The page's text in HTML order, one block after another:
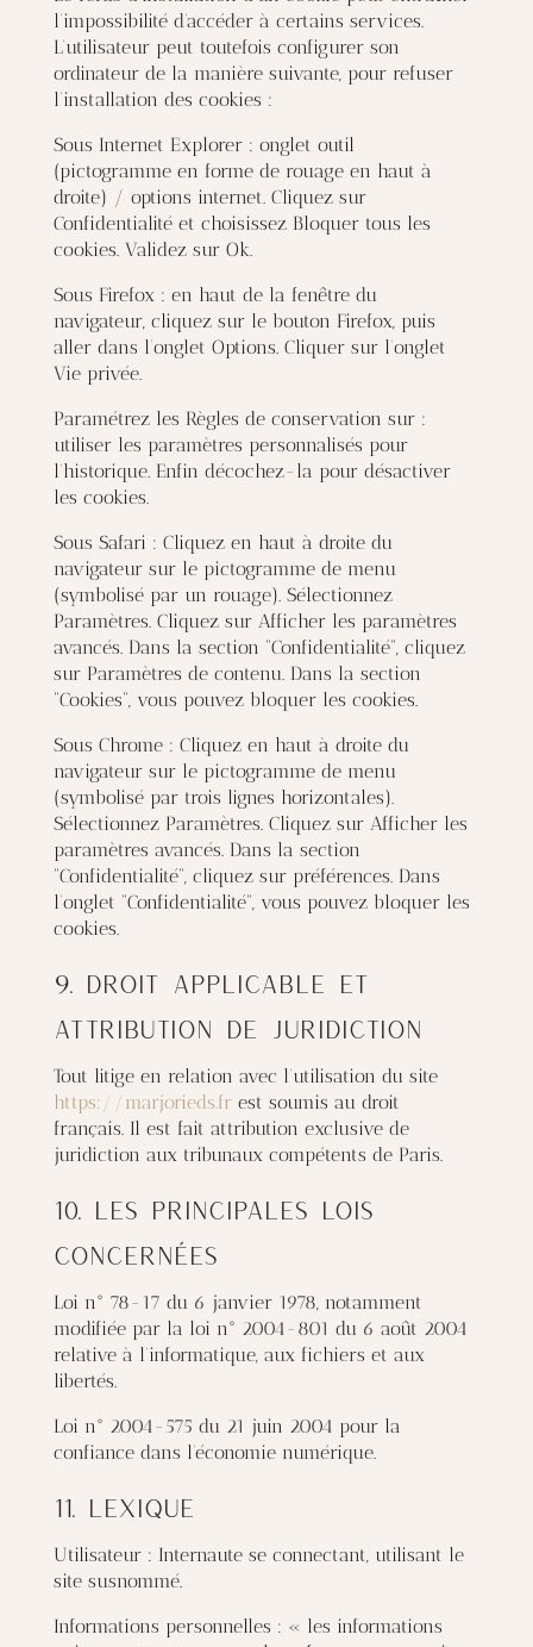
l’impossibilité d’accéder à certains services.
L’utilisateur peut toutefois configurer son
ordinateur de la manière suivante, pour refuser
l’installation des cookies :
Sous Internet Explorer : onglet outil
(pictogramme en forme de rouage en haut à
droite) / options internet. Cliquez sur
Confidentialité et choisissez Bloquer tous les
cookies. Validez sur Ok.
Sous Firefox : en haut de la fenêtre du
navigateur, cliquez sur le bouton Firefox, puis
aller dans l’onglet Options. Cliquer sur l’onglet
Vie privée.
Paramétrez les Règles de conservation sur :
utiliser les paramètres personnalisés pour
l’historique. Enfin décochez-la pour désactiver
les cookies.
Sous Safari : Cliquez en haut à droite du
navigateur sur le pictogramme de menu
(symbolisé par un rouage). Sélectionnez
Paramètres. Cliquez sur Afficher les paramètres
avancés. Dans la section “Confidentialité”, cliquez
sur Paramètres de contenu. Dans la section
“Cookies”, vous pouvez bloquer les cookies.
Sous Chrome : Cliquez en haut à droite du
navigateur sur le pictogramme de menu
(symbolisé par trois lignes horizontales).
Sélectionnez Paramètres. Cliquez sur Afficher les
paramètres avancés. Dans la section
“Confidentialité”, cliquez sur préférences. Dans
l’onglet “Confidentialité”, vous pouvez bloquer les
cookies.
9. Droit applicable et
attribution de juridiction
Tout litige en relation avec l’utilisation du site
https://marjorieds.frest soumis au droit
français. Il est fait attribution exclusive de
juridiction aux tribunaux compétents de Paris.
10. Les principales lois
concernées
Loi n° 78-17 du 6 janvier 1978, notamment
modifiée par la loi n° 2004-801 du 6 août 2004
relative à l’informatique, aux fichiers et aux
libertés.
Loi n° 2004-575 du 21 juin 2004 pour la
confiance dans l’économie numérique.
11. Lexique
Utilisateur : Internaute se connectant, utilisant le
site susnommé.
Informations personnelles : « les informations